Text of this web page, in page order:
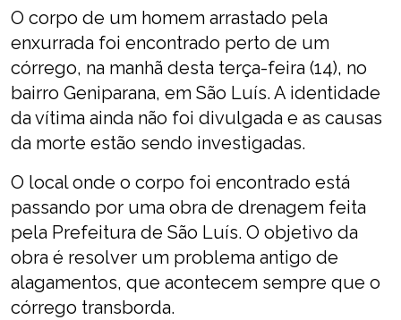
O corpo de um homem arrastado pela
enxurrada foi encontrado perto de um
córrego, na manhã desta terça-feira (14), no
bairro Geniparana, em São Luís. A identidade
da vítima ainda não foi divulgada e as causas
da morte estão sendo investigadas.
O local onde o corpo foi encontrado está
passando por uma obra de drenagem feita
pela Prefeitura de São Luís. O objetivo da
obra é resolver um problema antigo de
alagamentos, que acontecem sempre que o
córrego transborda.